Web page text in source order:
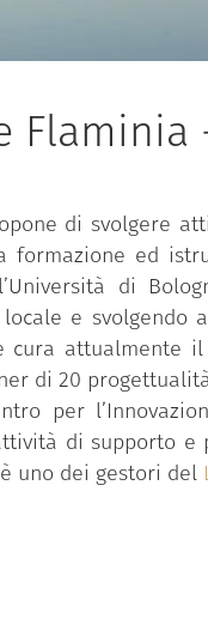
di svolgere
ed
di
e
cura attualmente
di 20
per
di supporto e
è uno dei gestori del